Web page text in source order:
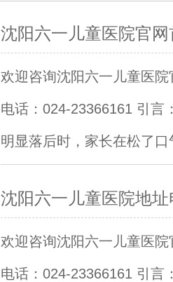
沈阳六一儿童医院官
欢迎咨询沈阳六一儿童医
电话：024-23366161 引言
明显落后时，家长在松了
沈阳六一儿童医院地
欢迎咨询沈阳六一儿童医
电话：024-23366161 引言